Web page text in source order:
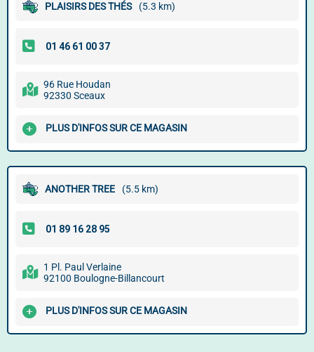
PLAISIRS DES THÉS (5.3 km)
96 Rue Houdan
92330 Sceaux
PLUS D'INFOS SUR CE MAGASIN
ANOTHER TREE (5.5 km)
1 Pl. Paul Verlaine
92100 Boulogne-Billancourt
PLUS D'INFOS SUR CE MAGASIN